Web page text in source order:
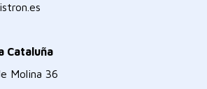
Cataluña
Molina 36